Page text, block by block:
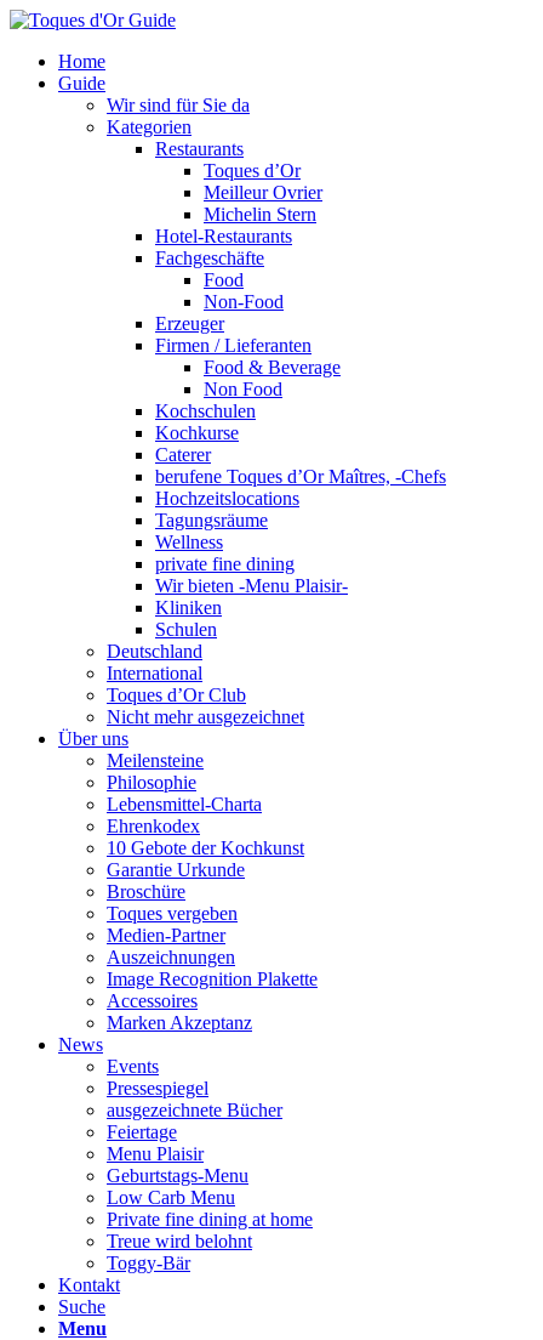
Home
Guide
Wir sind für Sie da
Kategorien
Restaurants
Toques d’Or
Meilleur Ovrier
Michelin Stern
Hotel-Restaurants
Fachgeschäfte
Food
Non-Food
Erzeuger
Firmen / Lieferanten
Food & Beverage
Non Food
Kochschulen
Kochkurse
Caterer
berufene Toques d’Or Maîtres, -Chefs
Hochzeitslocations
Tagungsräume
Wellness
private fine dining
Wir bieten -Menu Plaisir-
Kliniken
Schulen
Deutschland
International
Toques d’Or Club
Nicht mehr ausgezeichnet
Über uns
Meilensteine
Philosophie
Lebensmittel-Charta
Ehrenkodex
10 Gebote der Kochkunst
Garantie Urkunde
Broschüre
Toques vergeben
Medien-Partner
Auszeichnungen
Image Recognition Plakette
Accessoires
Marken Akzeptanz
News
Events
Pressespiegel
ausgezeichnete Bücher
Feiertage
Menu Plaisir
Geburtstags-Menu
Low Carb Menu
Private fine dining at home
Treue wird belohnt
Toggy-Bär
Kontakt
Suche
Menu